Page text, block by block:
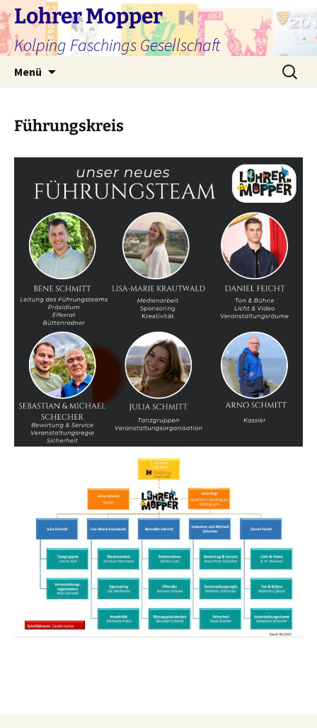
Zum
Inhalt
springen
Lohrer Mopper
Kolping Faschings Gesellschaft
Menü
Suchen
nach:
Führungskreis